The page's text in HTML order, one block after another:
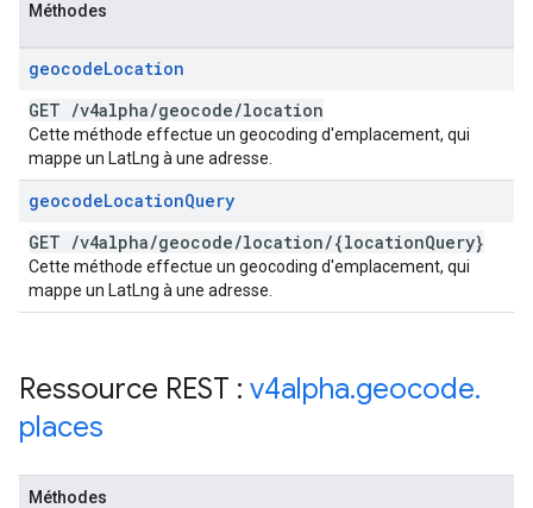
Méthodes
geocodeLocation
GET /v4alpha/geocode/location
Cette méthode effectue un geocoding d'emplacement, qui
mappe un LatLng à une adresse.
geocodeLocationQuery
GET /v4alpha/geocode/location/{locationQuery}
Cette méthode effectue un geocoding d'emplacement, qui
mappe un LatLng à une adresse.
Ressource REST : v4alpha.geocode.
places
Méthodes